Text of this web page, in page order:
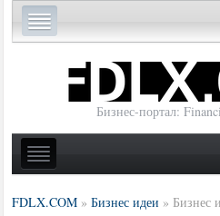
Бизнес-портал:
FDLX.COM »Бизнес идеи » Бизнес